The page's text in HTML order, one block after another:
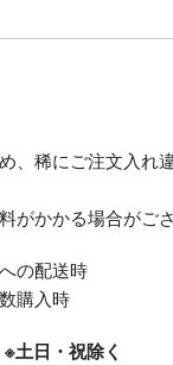
、稀にご注文入れ
がかかる場合がござ
の配送時
購入時
土日・祝除く